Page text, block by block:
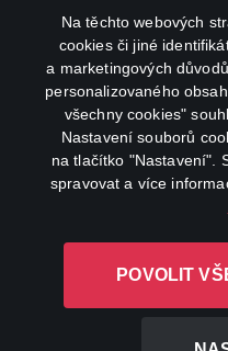
Na těchto webových
cookies či jiné
a marketingových
personalizovaného
všechny cookies"
Nastavení souborů
na tlačítko "Nastavení".
spravovat a více
POVOLIT
facebook
L-1246 Luxembourg R.C.S.